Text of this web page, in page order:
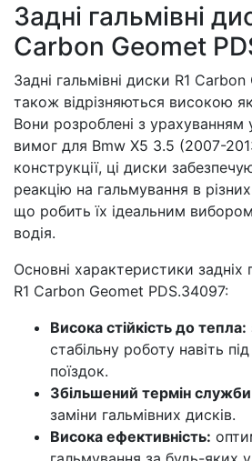
Задні гальмівні
Carbon Geomet
Задні гальмівні диски R1
також відрізняються високою
Вони розроблені з урахуванням
вимог для Bmw X5 3.5 (2007-
конструкції, ці диски
реакцію на гальмування в
що робить їх ідеальним
водія.
Основні характеристики задніх
R1 Carbon Geomet PDS.34097:
Висока стійкість до тепла:
стабільну роботу навіть
поїздок.
Збільшений термін
заміни гальмівних дисків.
Висока ефективність: